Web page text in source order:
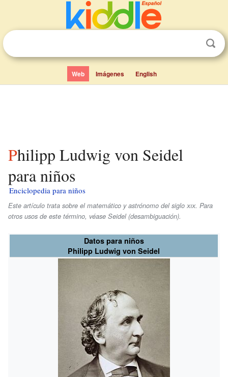
Web Imágenes English
Philipp Ludwig von Seidel
para niños
Enciclopedia para niños
Este artículo trata sobre el matemático y astrónomo del siglo xix. Para
otros usos de este término, véase Seidel (desambiguación).
Datos para niños
Philipp Ludwig von Seidel